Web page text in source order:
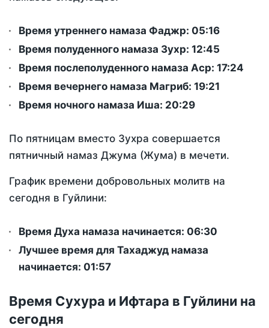
Время утреннего намаза Фаджр: 05:16
Время полуденного намаза Зухр: 12:45
Время послеполуденного намаза Аср: 17:24
Время вечернего намаза Магриб: 19:21
Время ночного намаза Иша: 20:29
По пятницам вместо Зухра совершается
пятничный намаз Джума (Жума) в мечети.
График времени добровольных молитв на
сегодня в Гуйлини:
Время Духа намаза начинается: 06:30
Лучшее время для Тахаджуд намаза
начинается: 01:57
Время Сухура и Ифтара в Гуйлини на
сегодня